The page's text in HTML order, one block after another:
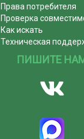
Права потребителя
Проверка
Как искать
Техническая
ПИШИТЕ